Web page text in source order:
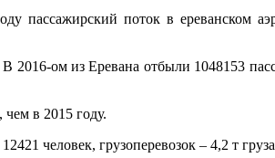
пассажирский поток в ереванском
2016-ом из Еревана отбыли 1048153
чем в 2015 году.
человек, грузоперевозок – 4,2 т